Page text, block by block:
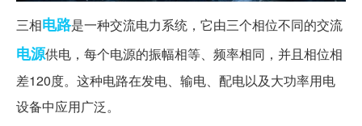
三相电路是一种交流电力系统，它由三个相位不同的交流
电源供电，每个电源的振幅相等、频率相同，并且相位相
差120度。这种电路在发电、输电、配电以及大功率用电
设备中应用广泛。